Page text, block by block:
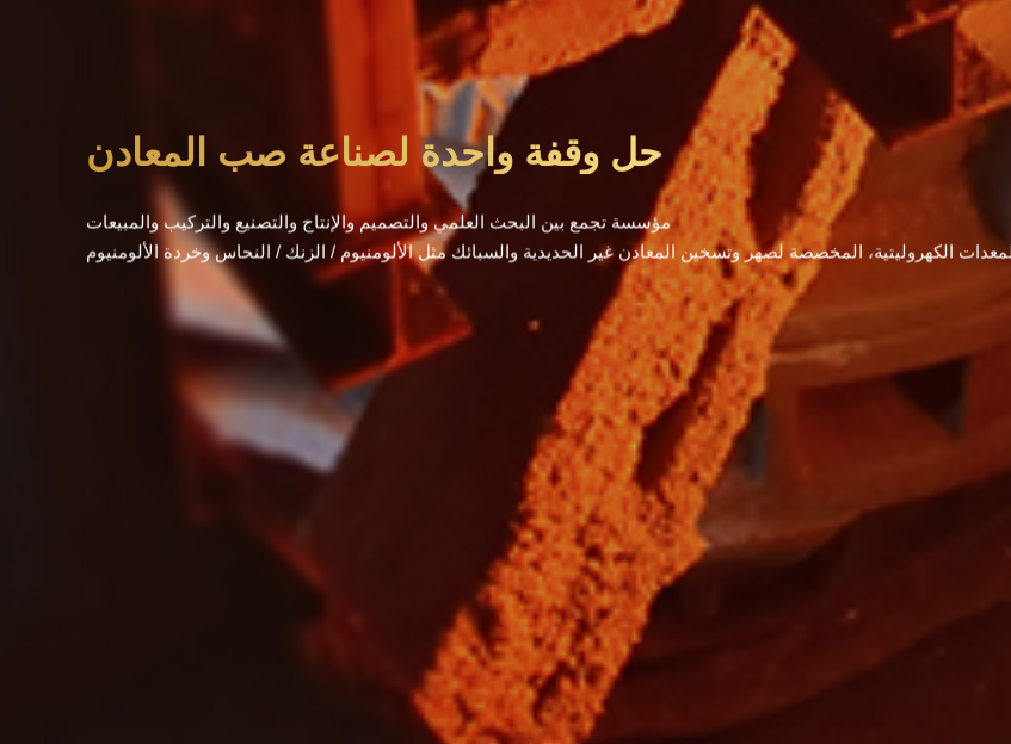
حل وقفة واحدة لصناعة صب المعادن
مؤسسة تجمع بين البحث العلمي والتصميم والإنتاج والتصنيع والتركيب والمبيعات
الكهروليتية، المخصصة لصهر وتسخين المعادن غير الحديدية والسبائك مثل الألومنيوم / الزنك / النحاس وخردة الألومنيوم